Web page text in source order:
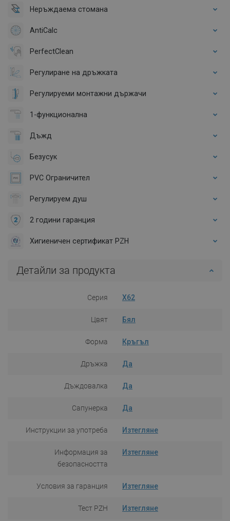
Неръждаема стомана
AntiCalc
PerfectClean
Регулиране на дръжката
Регулируеми монтажни държачи
1-функционална
Дъжд
Безусук
PVC Ограничител
Регулируем душ
2 години гаранция
Хигиеничен сертификат PZH
Детайли за продукта
Серия X62
Цвят Бял
Форма Кръгъл
Дръжка Да
Дъждовалка Да
Сапунерка Да
Инструкции за употреба Изтегляне
Информация за
безопасността
Изтегляне
Условия за гаранция Изтегляне
Тест PZH Изтегляне